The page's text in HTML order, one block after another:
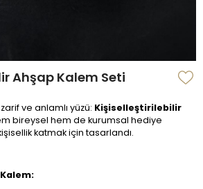
Ahşap Kalem Seti
ve anlamlı yüzü: Kişiselleştirilebilir
bireysel hem de kurumsal hediye
katmak için tasarlandı.